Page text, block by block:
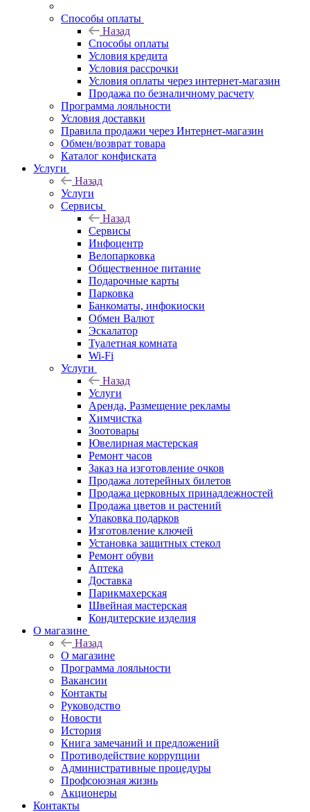
Способы оплаты
Назад
Способы оплаты
Условия кредита
Условия рассрочки
Условия оплаты через интернет-магазин
Продажа по безналичному расчету
Программа лояльности
Условия доставки
Правила продажи через Интернет-магазин
Обмен/возврат товара
Каталог конфиската
Услуги
Назад
Услуги
Сервисы
Назад
Сервисы
Инфоцентр
Велопарковка
Общественное питание
Подарочные карты
Парковка
Банкоматы, инфокиоски
Обмен Валют
Эскалатор
Туалетная комната
Wi-Fi
Услуги
Назад
Услуги
Аренда, Размещение рекламы
Химчистка
Зоотовары
Ювелирная мастерская
Ремонт часов
Заказ на изготовление очков
Продажа лотерейных билетов
Продажа церковных принадлежностей
Продажа цветов и растений
Упаковка подарков
Изготовление ключей
Установка защитных стекол
Ремонт обуви
Аптека
Доставка
Парикмахерская
Швейная мастерская
Кондитерские изделия
О магазине
Назад
О магазине
Программа лояльности
Вакансии
Контакты
Руководство
Новости
История
Книга замечаний и предложений
Противодействие коррупции
Административные процедуры
Профсоюзная жизнь
Акционеры
Контакты